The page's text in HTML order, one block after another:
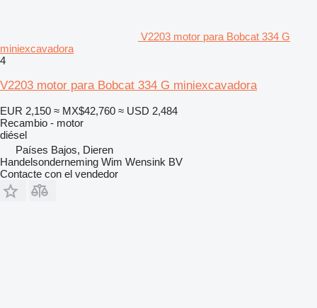
V2203 motor para Bobcat 334 G
miniexcavadora
4
V2203 motor para Bobcat 334 G miniexcavadora
EUR 2,150 ≈ MX$42,760 ≈ USD 2,484
Recambio - motor
diésel
Países Bajos, Dieren
Handelsonderneming Wim Wensink BV
Contacte con el vendedor